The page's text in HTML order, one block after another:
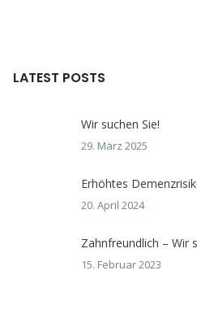
LATEST POSTS
Wir suchen Sie!
29. März 2025
Erhöhtes
20. April 2024
Zahnfreundlich – Wir
15. Februar 2023